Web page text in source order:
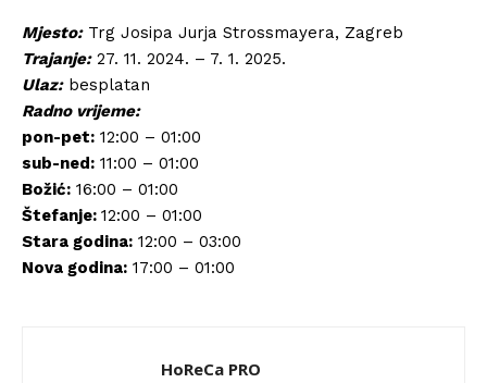
Mjesto: Trg Josipa Jurja Strossmayera, Zagreb
Trajanje:27. 11. 2024. – 7. 1. 2025.
Ulaz:besplatan
Radno vrijeme:
pon-pet: 12:00 – 01:00
sub-ned: 11:00 – 01:00
Božić: 16:00 – 01:00
Štefanje: 12:00 – 01:00
Stara godina: 12:00 – 03:00
Nova godina: 17:00 – 01:00
HoReCa PRO